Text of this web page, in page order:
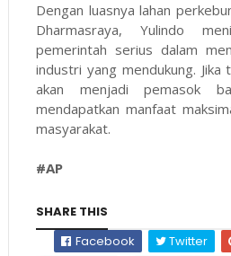
Dengan luasnya lahan
Dharmasraya, Yulindo
pemerintah serius dalam
industri yang mendukung. Jika
akan menjadi pemasok
mendapatkan manfaat
masyarakat.
#AP
SHARE THIS
Facebook
Twitter